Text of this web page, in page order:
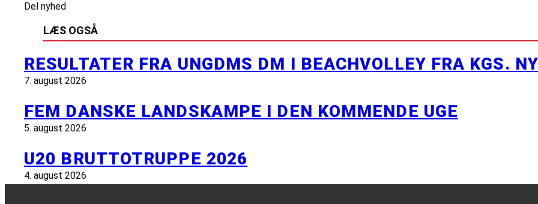
Del nyhed
LÆS OGSÅ
RESULTATER FRA UNGDMS DM I BEACHVOLLEY FRA KGS.
7. august 2026
FEM DANSKE LANDSKAMPE I DEN KOMMENDE UGE
5. august 2026
U20 BRUTTOTRUPPE 2026
4. august 2026